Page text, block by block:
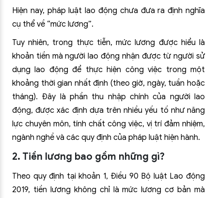
Hiện nay, pháp luật lao động chưa đưa ra định nghĩa
cụ thể về “mức lương”.
Tuy nhiên, trong thực tiễn, mức lương được hiểu là
khoản tiền mà người lao động nhận được từ người sử
dụng lao động để thực hiện công việc trong một
khoảng thời gian nhất định (theo giờ, ngày, tuần hoặc
tháng). Đây là phần thu nhập chính của người lao
động, được xác định dựa trên nhiều yếu tố như năng
lực chuyên môn, tính chất công việc, vị trí đảm nhiệm,
ngành nghề và các quy định của pháp luật hiện hành.
2. Tiền lương bao gồm những gì?
Theo quy định tại khoản 1, Điều 90 Bộ luật Lao động
2019, tiền lương không chỉ là mức lương cơ bản mà